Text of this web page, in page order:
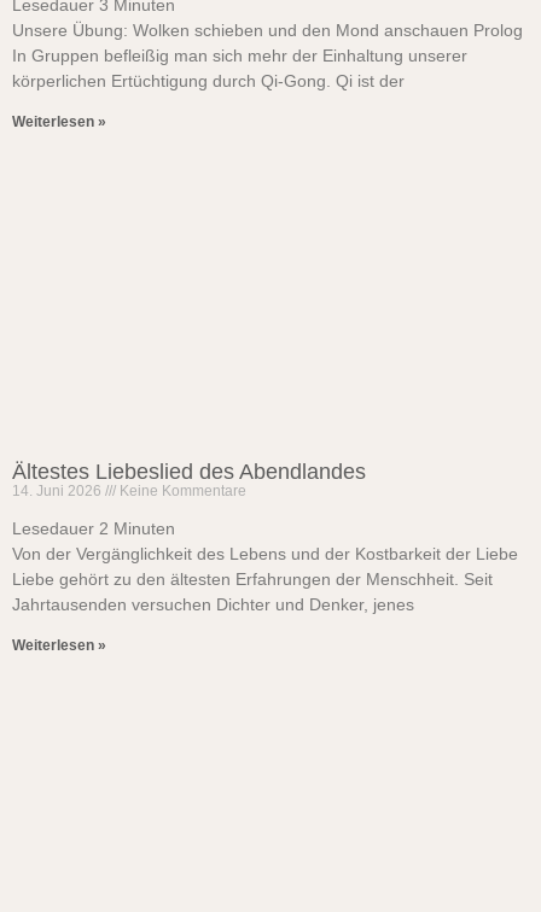
Lesedauer 3 Minuten
Unsere Übung: Wolken schieben und den Mond anschauen Prolog
In Gruppen befleißig man sich mehr der Einhaltung unserer
körperlichen Ertüchtigung durch Qi-Gong. Qi ist der
Weiterlesen »
Ältestes Liebeslied des Abendlandes
14. Juni 2026 Keine Kommentare
Lesedauer 2 Minuten
Von der Vergänglichkeit des Lebens und der Kostbarkeit der Liebe
Liebe gehört zu den ältesten Erfahrungen der Menschheit. Seit
Jahrtausenden versuchen Dichter und Denker, jenes
Weiterlesen »